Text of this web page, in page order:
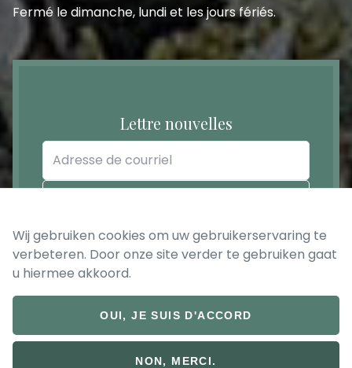
Fermé le dimanche, lundi et les jours fériés.
Lettre nouvelles
Adresse
de
courriel
© 2026 Bruckeveld
Wij gebruiken cookies om uw gebruikerservaring te
verbeteren. Door onze site verder te gebruiken gaat
u hiermee akkoord.
OUI, JE SUIS D'ACCORD
NON, MERCI.